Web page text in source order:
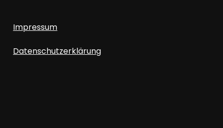
Impressum
Datenschutzerklärung